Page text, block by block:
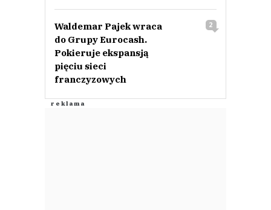
Waldemar Pajek wraca
do Grupy Eurocash.
Pokieruje ekspansją
pięciu sieci
franczyzowych
2